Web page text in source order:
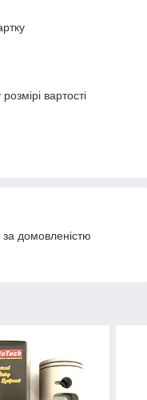
вартості
домовленістю